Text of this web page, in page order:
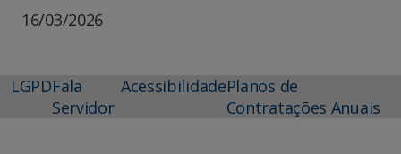
16/03/2026
LGPDFala
Servidor
AcessibilidadePlanos de
Contratações Anuais